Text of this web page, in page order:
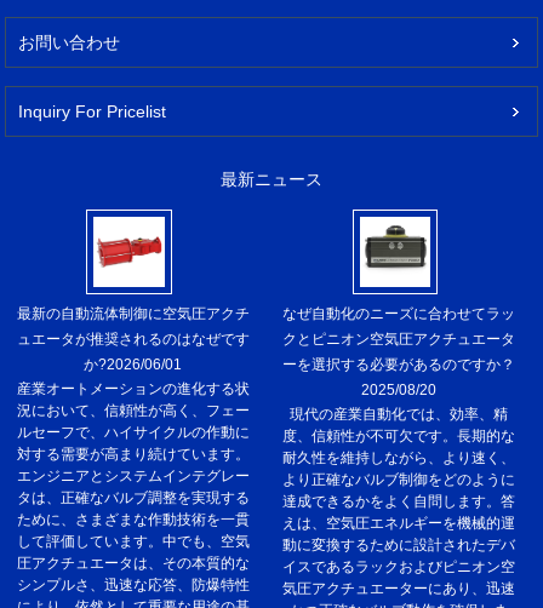
お問い合わせ
Inquiry For Pricelist
最新ニュース
最新の自動流体制御に空気圧アクチ
ュエータが推奨されるのはなぜです
か?2026/06/01
産業オートメーションの進化する状
況において、信頼性が高く、フェー
ルセーフで、ハイサイクルの作動に
対する需要が高まり続けています。
エンジニアとシステムインテグレー
タは、正確なバルブ調整を実現する
ために、さまざまな作動技術を一貫
して評価しています。中でも、空気
圧アクチュエータは、その本質的な
シンプルさ、迅速な応答、防爆特性
なぜ自動化のニーズに合わせてラッ
クとピニオン空気圧アクチュエータ
ーを選択する必要があるのですか？
2025/08/20
現代の産業自動化では、効率、精
度、信頼性が不可欠です。長期的な
耐久性を維持しながら、より速く、
より正確なバルブ制御をどのように
達成できるかをよく自問します。答
えは、空気圧エネルギーを機械的運
動に変換するために設計されたデバ
イスであるラックおよびピニオン空
気圧アクチュエーターにあり、迅速